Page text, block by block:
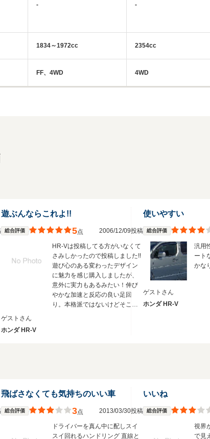
-
1834～1972cc
FF、4WD
-
2354cc
4WD
遊ぶんならこれよ!!
総合評価 5点 2006/12/09投稿
HR-Vは投稿してる方がいなくて
さみしかったので投稿しました!!
遊び心のある変わったデザイン
に魅力を感じ購入しましたが、
意外に実力もあるみたい！伸び
やかな加速と反応の良い足回
り。本格派ではないけどそこそ
ゲストさん
ホンダ HR-V
使いやすい
総合評価
汎用
ート
かな
ゲストさん
ホンダ HR-V
飛ばさなくても気持ちのいい車
総合評価 3点 2013/03/30投稿
ドライバーを真ん中に配しスイ
スイ回れるハンドリング 直線と
いいね
総合評価
視界
で見